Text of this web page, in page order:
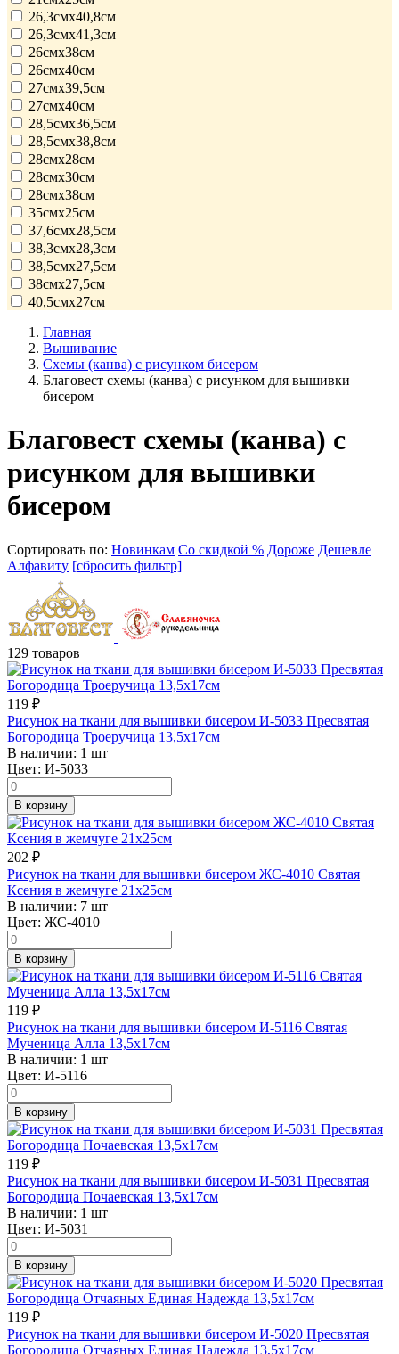
26,3смx40,8см
26,3смx41,3см
26смx38см
26смx40см
27смx39,5см
27смx40см
28,5смx36,5см
28,5смx38,8см
28смx28см
28смx30см
28смx38см
35смx25см
37,6смx28,5см
38,3смx28,3см
38,5смx27,5см
38смx27,5см
40,5смx27см
Главная
Вышивание
Схемы (канва) с рисунком бисером
Благовест схемы (канва) с рисунком для вышивки
бисером
Благовест схемы (канва) с
рисунком для вышивки
бисером
Сортировать по: Новинкам Со скидкой % Дороже Дешевле
Алфавиту [сбросить фильтр]
129 товаров
119 ₽
Рисунок на ткани для вышивки бисером И-5033 Пресвятая
Богородица Троеручица 13,5х17см
В наличии: 1 шт
Цвет: И-5033
В корзину
202 ₽
Рисунок на ткани для вышивки бисером ЖС-4010 Святая
Ксения в жемчуге 21х25см
В наличии: 7 шт
Цвет: ЖС-4010
В корзину
119 ₽
Рисунок на ткани для вышивки бисером И-5116 Святая
Мученица Алла 13,5х17см
В наличии: 1 шт
Цвет: И-5116
В корзину
119 ₽
Рисунок на ткани для вышивки бисером И-5031 Пресвятая
Богородица Почаевская 13,5х17см
В наличии: 1 шт
Цвет: И-5031
В корзину
119 ₽
Рисунок на ткани для вышивки бисером И-5020 Пресвятая
Богородица Отчаяных Единая Надежда 13,5х17см